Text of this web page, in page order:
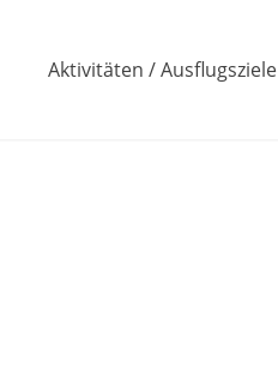
Aktivitäten / Ausflugsziele